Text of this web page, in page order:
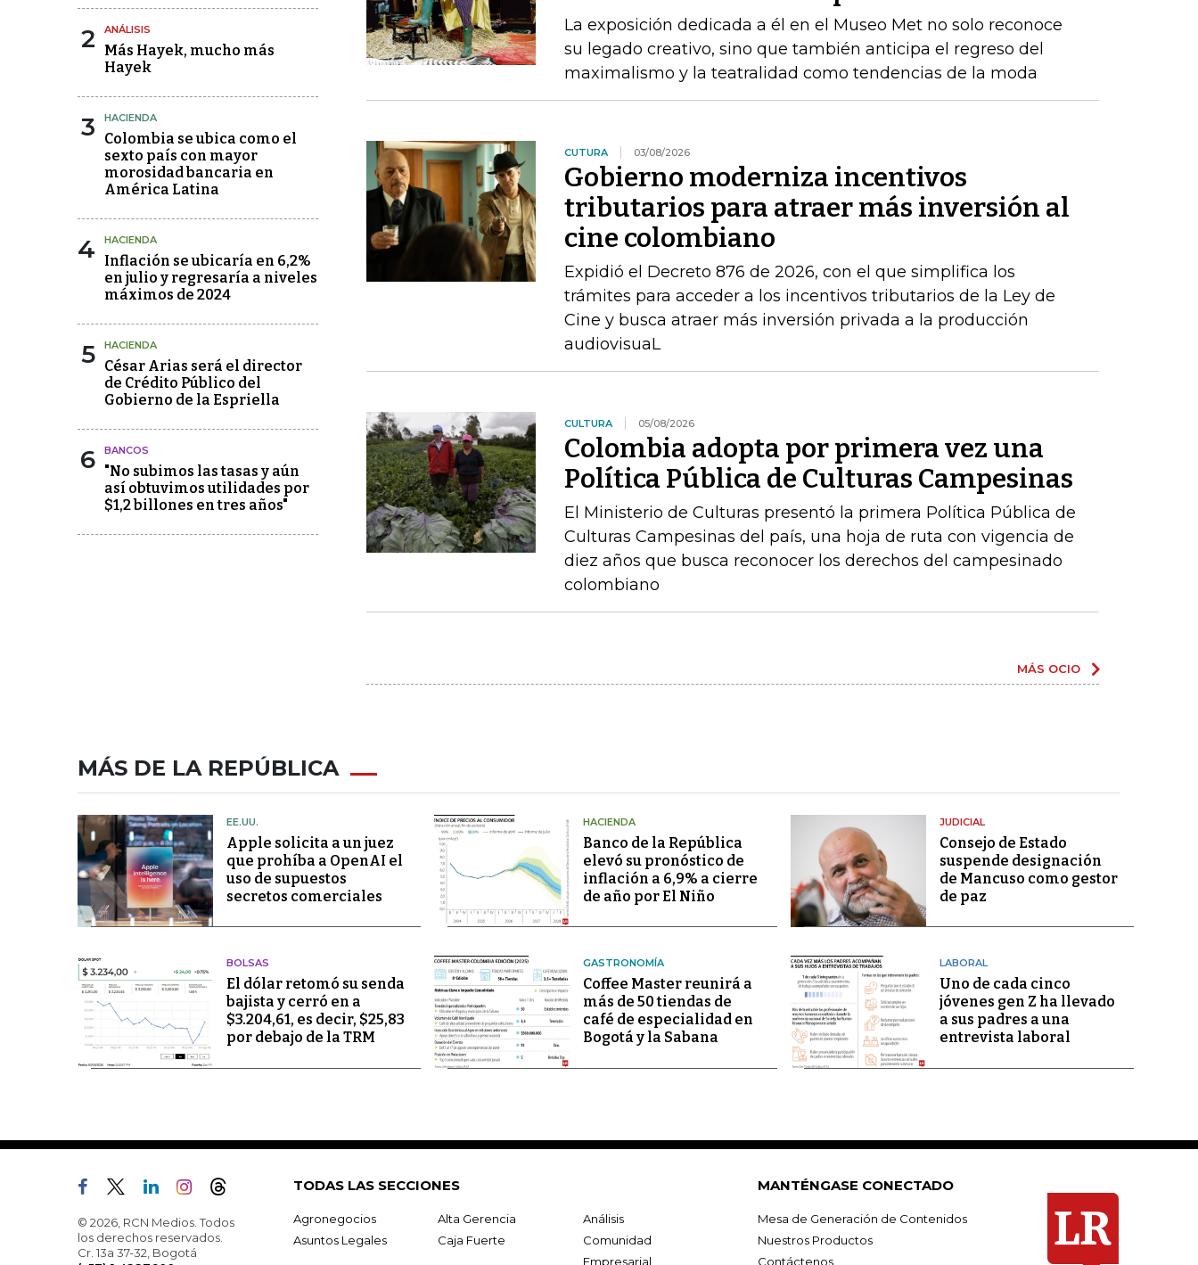
2 ANÁLISIS
Más Hayek, mucho más
Hayek
3 HACIENDA
Colombia se ubica como el
sexto país con mayor
morosidad bancaria en
América Latina
4 HACIENDA
Inflación se ubicaría en 6,2%
en julio y regresaría a niveles
máximos de 2024
5 HACIENDA
César Arias será el director
de Crédito Público del
Gobierno de la Espriella
6 BANCOS
"No subimos las tasas y aún
así obtuvimos utilidades por
$1,2 billones en tres años"
La exposición dedicada a él en el Museo Met no solo reconoce
su legado creativo, sino que también anticipa el regreso del
maximalismo y la teatralidad como tendencias de la moda
CUTURA 03/08/2026
Gobierno moderniza incentivos
tributarios para atraer más inversión al
cine colombiano
Expidió el Decreto 876 de 2026, con el que simplifica los
trámites para acceder a los incentivos tributarios de la Ley de
Cine y busca atraer más inversión privada a la producción
audiovisuaL
CULTURA 05/08/2026
Colombia adopta por primera vez una
Política Pública de Culturas Campesinas
El Ministerio de Culturas presentó la primera Política Pública de
Culturas Campesinas del país, una hoja de ruta con vigencia de
diez años que busca reconocer los derechos del campesinado
colombiano
MÁS OCIO
MÁS DE LA REPÚBLICA
EE.UU.
Apple solicita a un juez
que prohíba a OpenAI el
uso de supuestos
secretos comerciales
HACIENDA
Banco de la República
elevó su pronóstico de
inflación a 6,9% a cierre
de año por El Niño
JUDICIAL
Consejo de Estado
suspende designación
de Mancuso como gestor
de paz
BOLSAS
El dólar retomó su senda
bajista y cerró en a
$3.204,61, es decir, $25,83
por debajo de la TRM
GASTRONOMÍA
Coffee Master reunirá a
más de 50 tiendas de
café de especialidad en
Bogotá y la Sabana
LABORAL
Uno de cada cinco
jóvenes gen Z ha llevado
a sus padres a una
entrevista laboral
© 2026, RCN Medios. Todos
los derechos reservados.
Cr. 13a 37-32, Bogotá
TODAS LAS SECCIONES
Agronegocios Alta Gerencia
Análisis
Asuntos Legales
Caja Fuerte
Comunidad
Empresarial
MANTÉNGASE CONECTADO
Mesa de Generación de Contenidos
Nuestros Productos
Contáctenos